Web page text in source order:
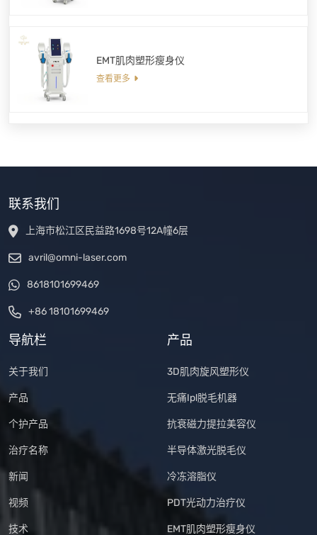
EMT肌肉塑形瘦身仪
查看更多
联系我们
上海市松江区民益路1698号12A幢6层
avril@omni-laser.com
8618101699469
+86 18101699469
导航栏
关于我们
产品
个护产品
治疗名称
新闻
视频
技术
产品
3D肌肉旋风塑形仪
无痛Ipl脱毛机器
抗衰磁力提拉美容仪
半导体激光脱毛仪
冷冻溶脂仪
PDT光动力治疗仪
EMT肌肉塑形瘦身仪